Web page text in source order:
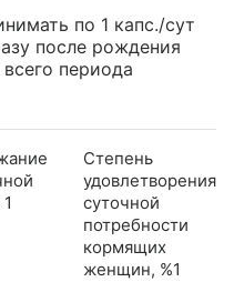
по 1 капс./сут
после рождения
периода
Степень
удовлетворения
суточной
потребности
кормящих
женщин, %1